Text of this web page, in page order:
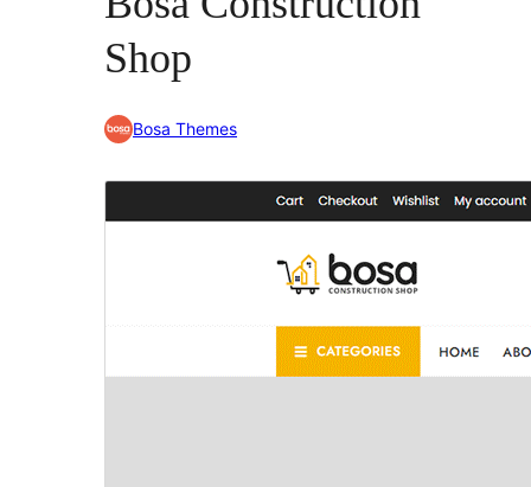
Shop
Bosa Themes